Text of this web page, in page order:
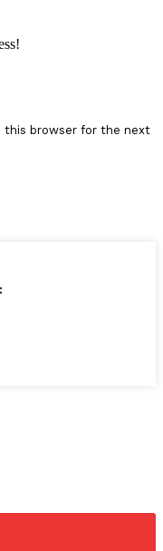
this browser for the next